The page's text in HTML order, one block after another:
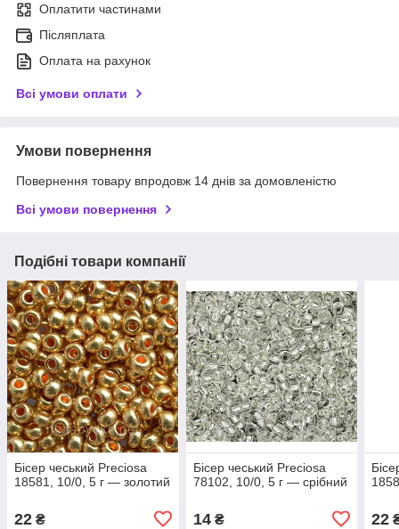
Оплатити частинами
Післяплата
Оплата на рахунок
Всі умови оплати
Умови повернення
Повернення товару впродовж 14 днів за домовленістю
Всі умови повернення
Подібні товари компанії
Бісер чеський Preciosa
18581, 10/0, 5 г — золотий
22 ₴
Бісер чеський Preciosa
78102, 10/0, 5 г — срібний
14₴ 22